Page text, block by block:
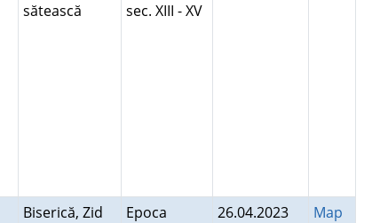
sătească
sec. XIII - XV
Biserică, Zid
Epoca
26.04.2023
Map